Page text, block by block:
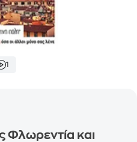
1
Φλωρεντία και